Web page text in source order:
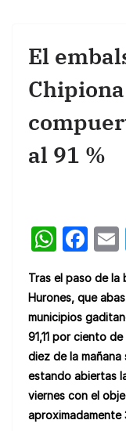
El
al 91 %
W
at
s
A
p
p
F
c
e
b
o
o
k
Tras el paso de la
Hurones, que
municipios
91,11 por ciento
diez de la mañana
estando abiertas
viernes con el
aproximadamente